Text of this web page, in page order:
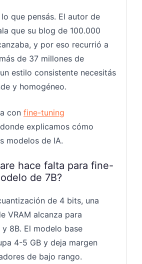
que pensás. El autor de
que su blog de 100.000
y por eso recurrió a
de 37 millones de
estilo consistente necesitás
y homogéneo.
con fine-tuning
explicamos cómo
modelos de IA.
hace falta para fine-
de 7B?
de 4 bits, una
VRAM alcanza para
8B. El modelo base
4-5 GB y deja margen
de bajo rango.